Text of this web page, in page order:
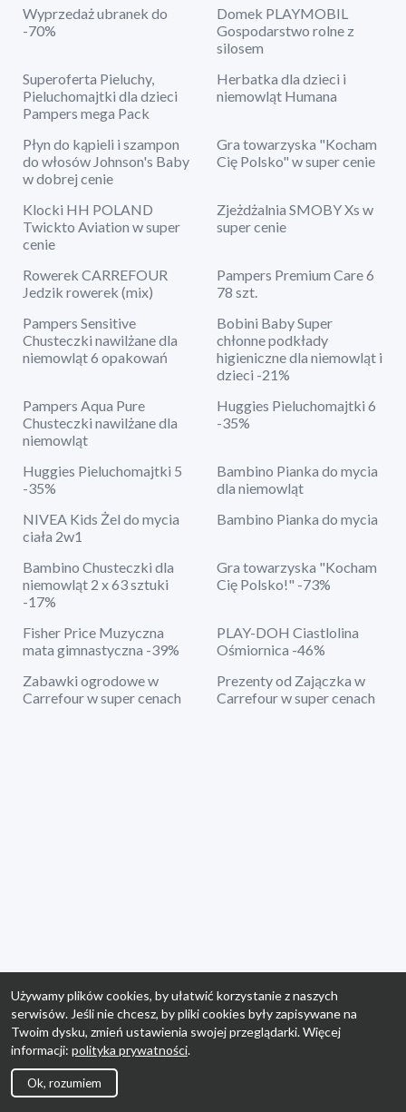
Wyprzedaż ubranek do
-70%
Domek PLAYMOBIL
Gospodarstwo rolne z
silosem
Superoferta Pieluchy,
Pieluchomajtki dla dzieci
Pampers mega Pack
Herbatka dla dzieci i
niemowląt Humana
Płyn do kąpieli i szampon
do włosów Johnson's Baby
w dobrej cenie
Gra towarzyska "Kocham
Cię Polsko" w super cenie
Klocki HH POLAND
Twickto Aviation w super
cenie
Zjeżdżalnia SMOBY Xs w
super cenie
Rowerek CARREFOUR
Jedzik rowerek (mix)
Pampers Premium Care 6
78 szt.
Pampers Sensitive
Chusteczki nawilżane dla
niemowląt 6 opakowań
Bobini Baby Super
chłonne podkłady
higieniczne dla niemowląt i
dzieci -21%
Pampers Aqua Pure
Chusteczki nawilżane dla
niemowląt
Huggies Pieluchomajtki 6
-35%
Huggies Pieluchomajtki 5
-35%
Bambino Pianka do mycia
dla niemowląt
NIVEA Kids Żel do mycia
ciała 2w1
Bambino Pianka do mycia
Bambino Chusteczki dla
niemowląt 2 x 63 sztuki
-17%
Gra towarzyska "Kocham
Cię Polsko!" -73%
Fisher Price Muzyczna
mata gimnastyczna -39%
PLAY-DOH Ciastlolina
Ośmiornica -46%
Zabawki ogrodowe w
Carrefour w super cenach
Prezenty od Zajączka w
Carrefour w super cenach
Używamy plików cookies, by ułatwić korzystanie z naszych
serwisów. Jeśli nie chcesz, by pliki cookies były zapisywane na
Twoim dysku, zmień ustawienia swojej przeglądarki. Więcej
informacji: polityka prywatności.
Ok, rozumiem